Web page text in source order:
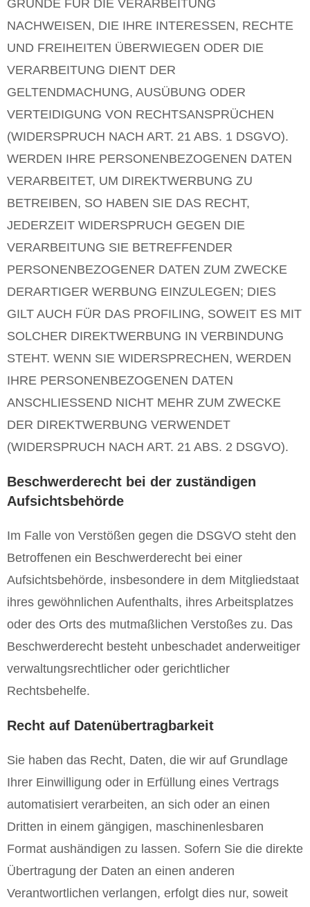
GRÜNDE FÜR DIE VERARBEITUNG
NACHWEISEN, DIE IHRE INTERESSEN, RECHTE
UND FREIHEITEN ÜBERWIEGEN ODER DIE
VERARBEITUNG DIENT DER
GELTENDMACHUNG, AUSÜBUNG ODER
VERTEIDIGUNG VON RECHTSANSPRÜCHEN
(WIDERSPRUCH NACH ART. 21 ABS. 1 DSGVO).
WERDEN IHRE PERSONENBEZOGENEN DATEN
VERARBEITET, UM DIREKTWERBUNG ZU
BETREIBEN, SO HABEN SIE DAS RECHT,
JEDERZEIT WIDERSPRUCH GEGEN DIE
VERARBEITUNG SIE BETREFFENDER
PERSONENBEZOGENER DATEN ZUM ZWECKE
DERARTIGER WERBUNG EINZULEGEN; DIES
GILT AUCH FÜR DAS PROFILING, SOWEIT ES MIT
SOLCHER DIREKTWERBUNG IN VERBINDUNG
STEHT. WENN SIE WIDERSPRECHEN, WERDEN
IHRE PERSONENBEZOGENEN DATEN
ANSCHLIESSEND NICHT MEHR ZUM ZWECKE
DER DIREKTWERBUNG VERWENDET
(WIDERSPRUCH NACH ART. 21 ABS. 2 DSGVO).
Beschwerderecht bei der zuständigen
Aufsichtsbehörde
Im Falle von Verstößen gegen die DSGVO steht den
Betroffenen ein Beschwerderecht bei einer
Aufsichtsbehörde, insbesondere in dem Mitgliedstaat
ihres gewöhnlichen Aufenthalts, ihres Arbeitsplatzes
oder des Orts des mutmaßlichen Verstoßes zu. Das
Beschwerderecht besteht unbeschadet anderweitiger
verwaltungsrechtlicher oder gerichtlicher
Rechtsbehelfe.
Recht auf Datenübertragbarkeit
Sie haben das Recht, Daten, die wir auf Grundlage
Ihrer Einwilligung oder in Erfüllung eines Vertrags
automatisiert verarbeiten, an sich oder an einen
Dritten in einem gängigen, maschinenlesbaren
Format aushändigen zu lassen. Sofern Sie die direkte
Übertragung der Daten an einen anderen
Verantwortlichen verlangen, erfolgt dies nur, soweit